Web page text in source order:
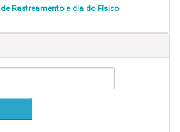
Rastreamento e dia do Físico